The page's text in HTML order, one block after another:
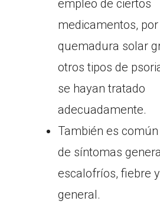
empleo de ciertos
medicamentos,
quemadura solar
otros tipos de
se hayan tratado
adecuadamente.
También es
de síntomas
escalofríos, fiebre
general.